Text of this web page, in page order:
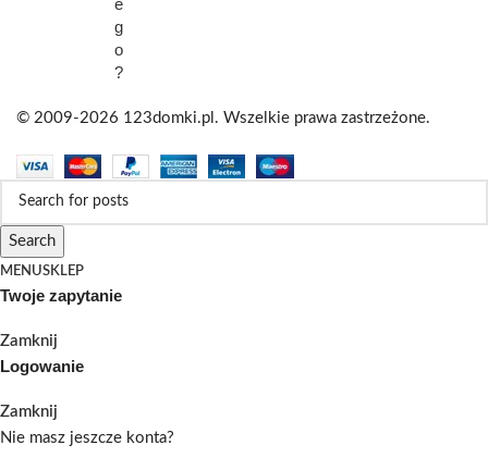
g
o
?
© 2009-2026 123domki.pl. Wszelkie prawa zastrzeżone.
Search
MENUSKLEP
Twoje zapytanie
Zamknij
Logowanie
Zamknij
Nie masz jeszcze konta?